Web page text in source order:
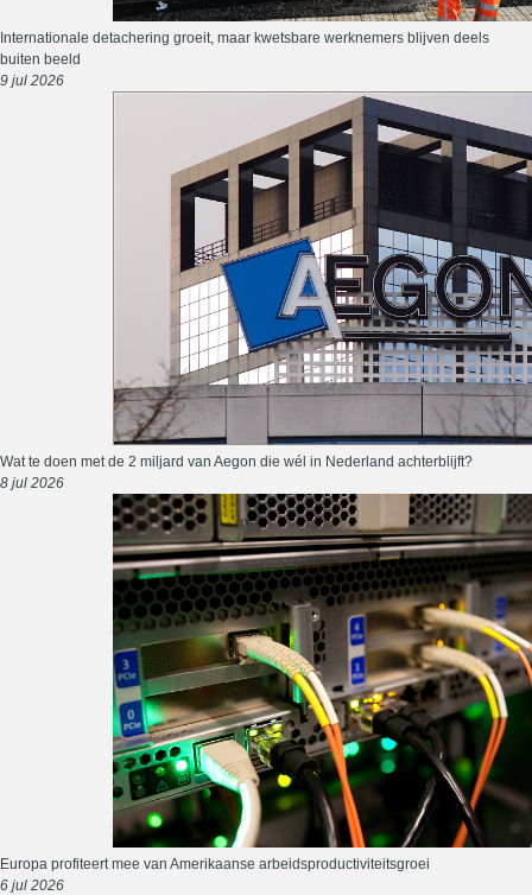
Internationale detachering groeit, maar kwetsbare werknemers blijven deels
buiten beeld
9 jul 2026
Wat te doen met de 2 miljard van Aegon die wél in Nederland achterblijft?
8 jul 2026
Europa profiteert mee van Amerikaanse arbeidsproductiviteitsgroei
6 jul 2026